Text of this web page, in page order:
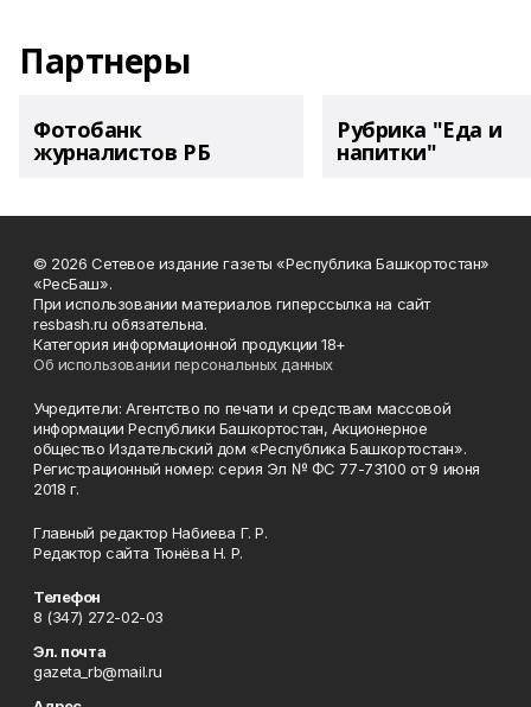
Партнеры
Фотобанк
журналистов РБ
Рубрика "Еда и
напитки"
© 2026 Сетевое издание газеты «Республика Башкортостан»
«РесБаш».
При использовании материалов гиперссылка на сайт
resbash.ru обязательна.
Категория информационной продукции 18+
Об использовании персональных данных
Учредители: Агентство по печати и средствам массовой
информации Республики Башкортостан, Акционерное
общество Издательский дом «Республика Башкортостан».
Регистрационный номер: серия Эл № ФС 77-73100 от 9 июня
2018 г.
Главный редактор Набиева Г. Р.
Редактор сайта Тюнёва Н. Р.
Телефон
8 (347) 272-02-03
Эл. почта
gazeta_rb@mail.ru